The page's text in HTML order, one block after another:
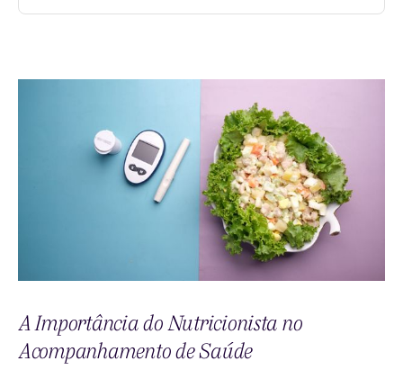
A Importância do Nutricionista no
Acompanhamento de Saúde